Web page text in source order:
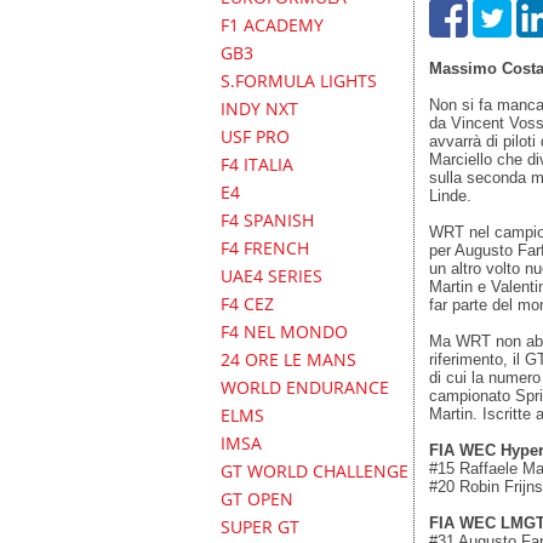
F1 ACADEMY
GB3
S.FORMULA LIGHTS
INDY NXT
USF PRO
F4 ITALIA
E4
F4 SPANISH
F4 FRENCH
UAE4 SERIES
F4 CEZ
F4 NEL MONDO
24 ORE LE MANS
WORLD ENDURANCE
ELMS
IMSA
GT WORLD CHALLENGE
GT OPEN
SUPER GT
Massimo Costa
Non si fa
da Vincent
avvarrà di piloti
Marciello che
sulla seconda
Linde.
WRT nel
per Augusto
un altro volto
Martin e
far parte del
Ma WRT non
riferimento, il
di cui la
campionato
Martin. Iscritte
FIA WEC
#15 Raffaele
#20 Robin
FIA WEC